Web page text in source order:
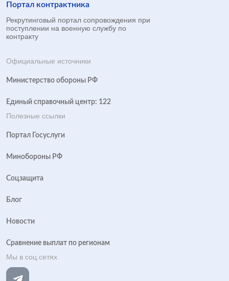
Портал контрактника
Рекрутинговый портал сопровождения при
поступлении на военную службу по
контракту
Официальные источники
Министерство обороны РФ
Единый справочный центр: 122
Полезные ссылки
Портал Госуслуги
Минобороны РФ
Соцзащита
Блог
Новости
Сравнение выплат по регионам
Мы в соц.сетях